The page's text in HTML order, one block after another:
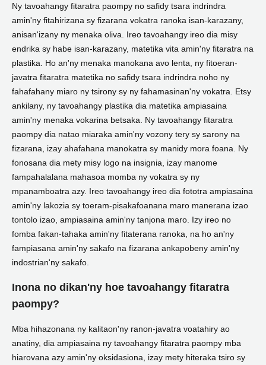
Ny tavoahangy fitaratra paompy no safidy tsara indrindra
amin'ny fitahirizana sy fizarana vokatra ranoka isan-karazany,
anisan'izany ny menaka oliva. Ireo tavoahangy ireo dia misy
endrika sy habe isan-karazany, matetika vita amin'ny fitaratra na
plastika. Ho an'ny menaka manokana avo lenta, ny fitoeran-
javatra fitaratra matetika no safidy tsara indrindra noho ny
fahafahany miaro ny tsirony sy ny fahamasinan'ny vokatra. Etsy
ankilany, ny tavoahangy plastika dia matetika ampiasaina
amin'ny menaka vokarina betsaka. Ny tavoahangy fitaratra
paompy dia natao miaraka amin'ny vozony tery sy sarony na
fizarana, izay ahafahana manokatra sy manidy mora foana. Ny
fonosana dia mety misy logo na insignia, izay manome
fampahalalana mahasoa momba ny vokatra sy ny
mpanamboatra azy. Ireo tavoahangy ireo dia fototra ampiasaina
amin'ny lakozia sy toeram-pisakafoanana maro manerana izao
tontolo izao, ampiasaina amin'ny tanjona maro. Izy ireo no
fomba fakan-tahaka amin'ny fitaterana ranoka, na ho an'ny
fampiasana amin'ny sakafo na fizarana ankapobeny amin'ny
indostrian'ny sakafo.
Inona no dikan'ny hoe tavoahangy fitaratra
paompy?
Mba hihazonana ny kalitaon'ny ranon-javatra voatahiry ao
anatiny, dia ampiasaina ny tavoahangy fitaratra paompy mba
hiarovana azy amin'ny oksidasiona, izay mety hiteraka tsiro sy